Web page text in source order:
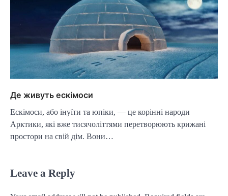
Де живуть ескімоси
Ескімоси, або інуїти та юпіки, — це корінні народи
Арктики, які вже тисячоліттями перетворюють крижані
простори на свій дім. Вони…
Leave a Reply